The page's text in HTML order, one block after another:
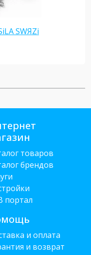
SWЯZi
товаров
брендов
портал
и оплата
и возврат